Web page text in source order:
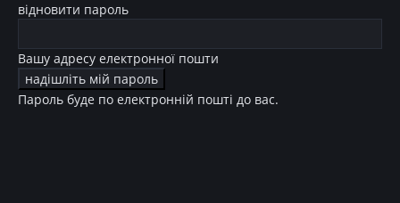
відновити пароль
Вашу адресу електронної пошти
Пароль буде по електронній пошті до вас.